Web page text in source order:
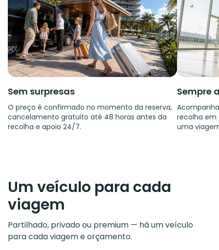
Sem surpresas
O preço é confirmado no momento da reserva,
cancelamento gratuito até 48 horas antes da
recolha e apoio 24/7.
Sempre
recolha em
uma
Um veículo para cada
viagem
Partilhado, privado ou premium — há um veículo
para cada viagem e orçamento.